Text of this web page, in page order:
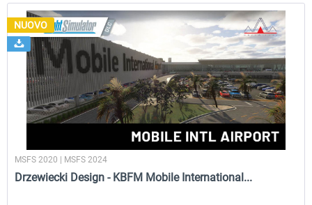
NUOVO
MSFS 2020 | MSFS 2024
Drzewiecki Design - KBFM Mobile International...